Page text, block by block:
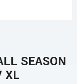
SEASON
XL